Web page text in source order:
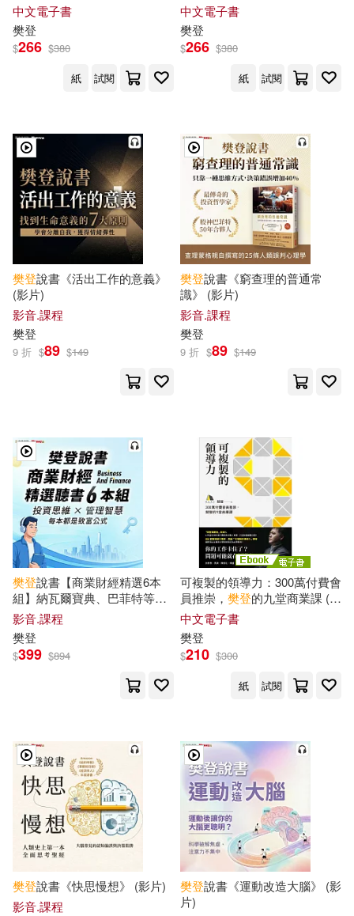
知識變能力的祕密完整公開 (電
子書)
中文電子書
樊登
$266 $380
紙
試閱
的10堂表達課【附獨家序文】
(電子書)
中文電子書
樊登
$266 $380
紙
試閱
樊登說書《活出工作的意義》
(影片)
影音.課程
樊登
9 折 $89 $149
樊登說書《窮查理的普通常
識》 (影片)
影音.課程
樊登
9 折 $89 $149
樊登說書【商業財經精選6本
組】納瓦爾寶典、巴菲特等必
讀經典 (影片)
影音.課程
樊登
$399 $894
可複製的領導力：300萬付費會
員推崇， 樊登的九堂商業課 (電
子書)
中文電子書
樊登
$210 $300
紙
試閱
樊登說書《快思慢想》 (影片)
影音.課程
樊登說書《運動改造大腦》 (影
片)